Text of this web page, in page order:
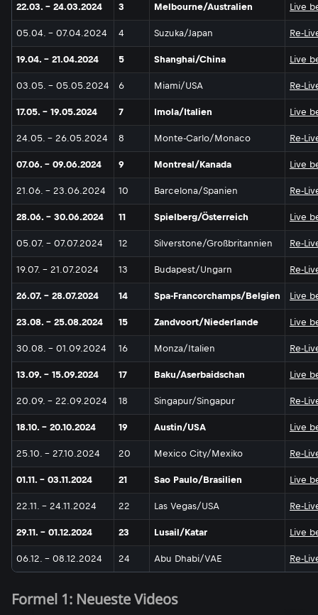
22.03. - 24.03.2024 3 Melbourne/Australien Live
05.04. - 07.04.2024 4 Suzuka/Japan Re-
19.04. - 21.04.2024 5 Shanghai/China Live
03.05. - 05.05.2024 6 Miami/USA Re-
17.05. - 19.05.2024 7 Imola/Italien Live
24.05. - 26.05.2024 8 Monte-Carlo/Monaco Re-
07.06. - 09.06.2024 9 Montreal/Kanada Live
21.06. - 23.06.2024 10 Barcelona/Spanien Re-
28.06. - 30.06.2024 11 Spielberg/Österreich Live
05.07. - 07.07.2024 12 Silverstone/Großbritannien Re-
19.07. - 21.07.2024 13 Budapest/Ungarn Re-
26.07. - 28.07.2024 14 Spa-Francorchamps/Belgien Live
23.08. - 25.08.2024 15 Zandvoort/Niederlande Live
30.08. - 01.09.2024 16 Monza/Italien Re-
13.09. - 15.09.2024 17 Baku/Aserbaidschan Live
20.09. - 22.09.2024 18 Singapur/Singapur Re-
18.10. - 20.10.2024 19 Austin/USA Live
25.10. - 27.10.2024 20 Mexico City/Mexiko Re-
01.11. - 03.11.2024 21 Sao Paulo/Brasilien Live
22.11. - 24.11.2024 22 Las Vegas/USA Re-
29.11. - 01.12.2024 23 Lusail/Katar Live
06.12. - 08.12.2024 24 Abu Dhabi/VAE Re-
Formel 1: Neueste Videos